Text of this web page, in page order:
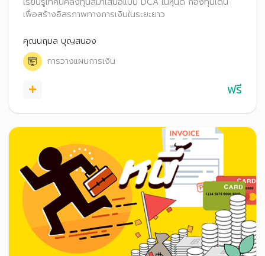
เพื่อสร้างอิสรภาพทางการเงินในระยะยาว
คุณนฤมล บุญสนอง
การวางแผนการเงิน
ฟรี